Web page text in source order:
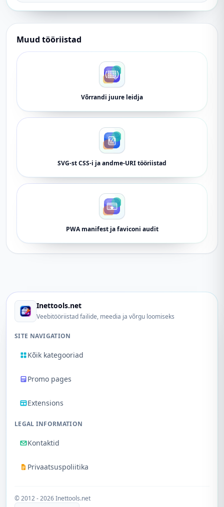
Muud tööriistad
Võrrandi juure leidja
SVG-st CSS-i ja andme-URI tööriistad
PWA manifest ja faviconi audit
Inettools.net
Veebitööriistad failide, meedia ja võrgu loomiseks
SITE NAVIGATION
Kõik kategooriad
Promo pages
Extensions
LEGAL INFORMATION
Kontaktid
Privaatsuspoliitika
© 2012 - 2026 Inettools.net